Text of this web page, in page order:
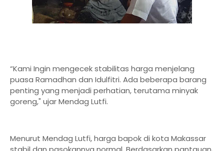
“Kami Ingin mengecek stabilitas harga menjelang
puasa Ramadhan dan Idulfitri. Ada beberapa barang
penting yang menjadi perhatian, terutama minyak
goreng," ujar Mendag Lutfi.
Menurut Mendag Lutfi, harga bapok di kota Makassar